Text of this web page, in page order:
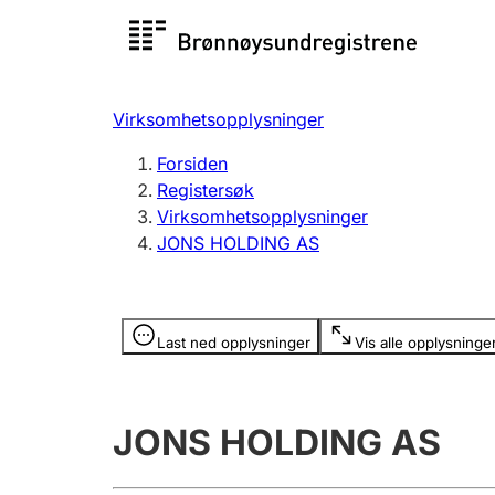
Registersøk
Registrere, endre, slette
Virksomhetsopplysninger
Forsiden
Registersøk
Virksomhetsopplysninger
JONS HOLDING AS
Last ned opplysninger Vis alle
Opplysninger er skjult
JONS HOLDING AS